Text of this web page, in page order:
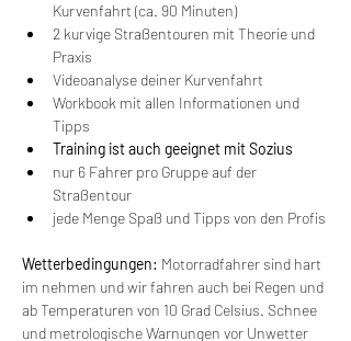
Kurvenfahrt (ca. 90 Minuten)
2 kurvige Straßentouren mit Theorie und
Praxis
Videoanalyse deiner Kurvenfahrt
Workbook mit allen Informationen und
Tipps
Training ist auch geeignet mit Sozius
nur 6 Fahrer pro Gruppe auf der
Straßentour
jede Menge Spaß und Tipps von den Profis
Wetterbedingungen: Motorradfahrer sind hart
im nehmen und wir fahren auch bei Regen und
ab Temperaturen von 10 Grad Celsius. Schnee
und metrologische Warnungen vor Unwetter